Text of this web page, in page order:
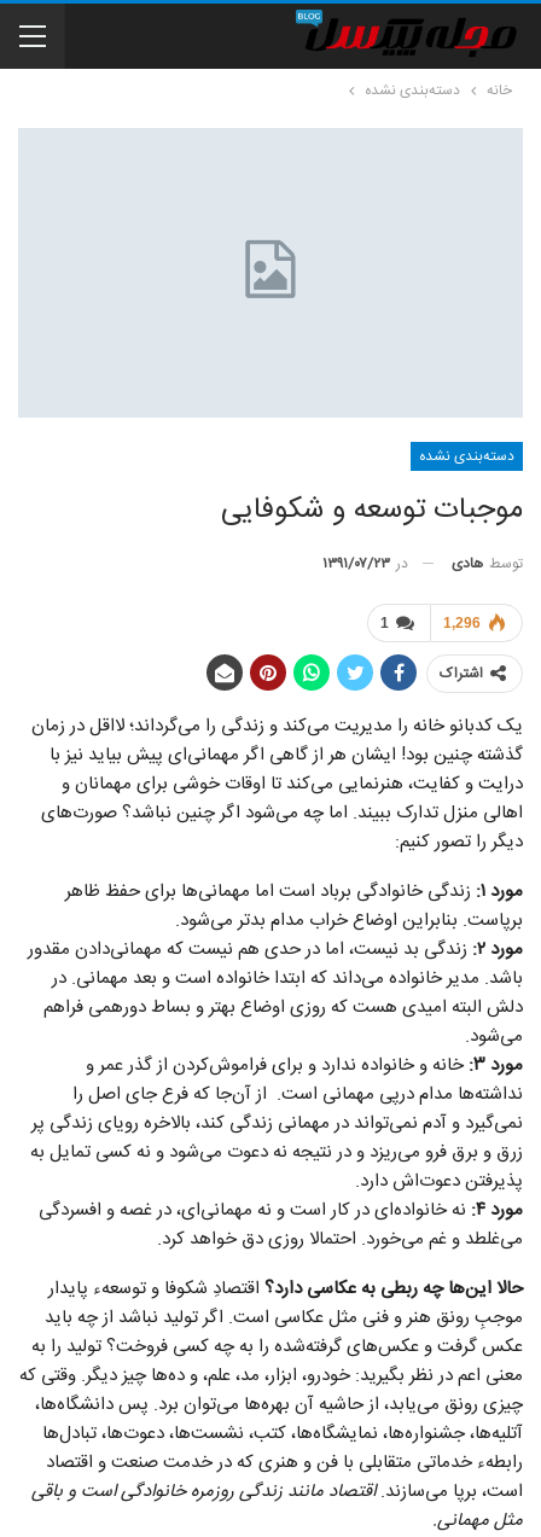
خانه دسته‌بندی نشده
دسته‌بندی نشده
موجبات توسعه و شکوفایی
توسط هادی در ۱۳۹۱/۰۷/۲۳
1 1,296
اشتراک
یک کدبانو خانه را مدیریت می‌کند و زندگی را می‌گرداند؛ لااقل در زمان
گذشته چنین بود! ایشان هر از گاهی اگر مهمانی‌ای پیش بیاید نیز با
درایت و کفایت، هنرنمایی می‌کند تا اوقات خوشی برای مهمانان و
اهالی منزل تدارک ببیند. اما چه می‌شود اگر چنین نباشد؟ صورت‌های
دیگر را تصور کنیم:
مورد ۱:
زندگی‌ خانوادگی‌ برباد است اما مهمانی‌ها برای حفظ ظاهر
برپاست. بنابراین اوضاع خراب مدام‌ بدتر می‌شود.
مورد
زندگی بد نیست، اما در حدی هم نیست که مهمانی‌دادن مقدور
باشد. مدیر خانواده می‌داند که ابتدا خانواده است و بعد مهمانی. در
دلش البته امیدی هست که روزی اوضاع بهتر و بساط دورهمی فراهم
می‌شود.
مورد
خانه و خانواده‌ ندارد و برای فراموش‌کردن از گذر عمر و
نداشته‌ها مدام درپی مهمانی است. از آن‌جا که فرع جای اصل را
نمی‌گیرد و آدم نمی‌تواند در مهمانی زندگی کند، بالاخره رویای زندگی پر
زرق و برق فرو می‌ریزد و در نتیجه نه دعوت می‌شود و نه کسی تمایل به
پذیرفتن دعوت‌اش دارد.
مورد
نه خانواده‌ای در کار است و نه مهمانی‌ای، در غصه و افسردگی
می‌غلطد و غم می‌خورد. احتمالا روزی دق خواهد کرد.
حالا این‌ها چه ربطی به عکاسی دارد؟ اقتصادِ شکوفا و توسعهء پایدار
موجبِ رونق هنر و فنی مثل عکاسی است. اگر تولید نباشد از چه باید
عکس گرفت و عکس‌های گرفته‌شده را به چه کسی فروخت؟ تولید را به
معنی اعم در نظر بگیرید: خودرو، ابزار، مد، علم، و ده‌ها چیز دیگر. وقتی که
چیزی رونق می‌یابد، از حاشیه آن بهره‌ها می‌توان برد. پس دانشگاه‌ها،
آتلیه‌ها، جشنواره‌ها، نمایشگاه‌ها، کتب، نشست‌ها، دعوت‌ها، تبادل‌ها
رابطهء خدماتی متقابلی با فن و هنری که در خدمت صنعت و اقتصاد
است، برپا می‌سازند.اقتصاد مانند زندگی روزمره خانوادگی است و باقی
مثل مهمانی.